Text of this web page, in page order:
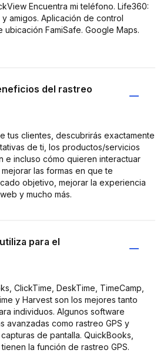
Encuentra mi teléfono. Life360:
y amigos. Aplicación de control
FamiSafe. Google Maps.
del rastreo
tus clientes, descubrirás exactamente
de ti, los productos/servicios
e incluso cómo quieren interactuar
las formas en que te
objetivo, mejorar la experiencia
y mucho más.
para el
ClickTime, DeskTime, TimeCamp,
y Harvest son los mejores tanto
individuos. Algunos software
avanzadas como rastreo GPS y
de pantalla. QuickBooks,
la función de rastreo GPS.